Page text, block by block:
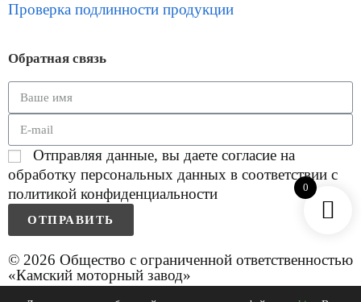
Проверка подлинности продукции
Обратная связь
Отправляя данные, вы даете согласие на
обработку персональных данных в соответствии с
политикой конфиденциальности
ОТПРАВИТЬ
© 2026 Общество с ограниченной ответственностью
«Камский моторный завод»
0